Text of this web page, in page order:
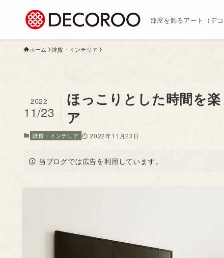
部屋を飾るアート（デ
ホーム 雑貨・インテリア
ほっこりとした時間を
ア
2022
11/23
雑貨・インテリア 2022年11月23日
当ブログでは広告を利用しています。